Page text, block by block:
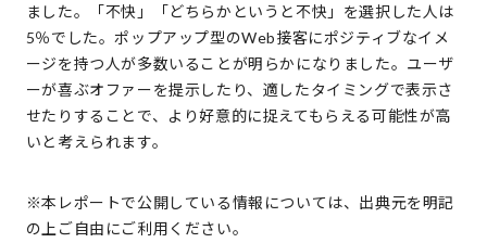
ました。「不快」「どちらかというと不快」を選択した人は
5％でした。ポップアップ型のWeb接客にポジティブなイメ
ージを持つ人が多数いることが明らかになりました。ユーザ
ーが喜ぶオファーを提示したり、適したタイミングで表示さ
せたりすることで、より好意的に捉えてもらえる可能性が高
いと考えられます。
※本レポートで公開している情報については、出典元を明記
の上ご自由にご利用ください。